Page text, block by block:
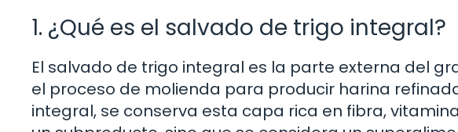
1. ¿Qué es el salvado de trigo integral?
El salvado de trigo integral es la parte externa del
el proceso de molienda para producir harina
integral, se conserva esta capa rica en fibra,